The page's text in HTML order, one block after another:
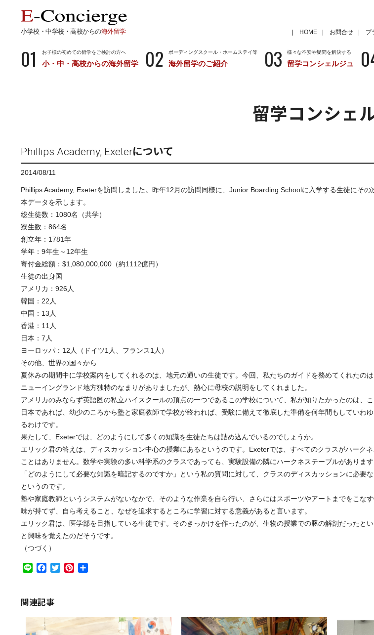
小学校・中学校・高校からの海外留学 HOME お問合せ プ
01 お子様の初めての留学をご検討の方へ
小・中・高校からの海外留学 02 ボーディングスクール・ホームステイ等
海外留学のご紹介
高校生からのボーディングスクール
留学情報
03 様々な不安や疑問を解決する
留学コンシェルジュ
留学コンシェ
Phillips Academy, Exeterについて
2014/08/11
Phillips Academy, Exeterを訪問しました。昨年12月の訪問同様に、Junior Boarding Schoolに入学する生徒にそ
本データを示します。
総生徒数：1080名（共学）
寮生数：864名
創立年：1781年
学年：9年生～12年生
寄付金総額：$1,080,000,000（約1112億円）
生徒の出身国
アメリカ：926人
韓国：22人
中国：13人
香港：11人
日本：7人
ヨーロッパ：12人（ドイツ1人、フランス1人）
その他、世界の国々から
夏休みの期間中に学校案内をしてくれるのは、地元の通いの生徒です。今回、私たちのガイドを務めてくれた
ニューイングランド地方独特のなまりがありましたが、熱心に母校の説明をしてくれました。
アメリカのみならず英語圏の私立ハイスクールの頂点の一つであるこの学校について、私が知りたかったのは、こ
日本であれば、幼少のころから塾と家庭教師で学校が終われば、受験に備えて徹底した準備を何年間もしてい
るわけです。
果たして、Exeterでは、どのようにして多くの知識を生徒たちは詰め込んでいるのでしょうか。
エリック君の答えは、ディスカッション中心の授業にあるというのです。Exeterでは、すべてのクラスがハーク
ことはありません。数学や実験の多い科学系のクラスであっても、実験設備の隣にハークネステーブルがあります
「どのようにして必要な知識を暗記するのですか」という私の質問に対して、クラスのディスカッションに必
というのです。
塾や家庭教師というシステムがないなかで、そのような作業を自ら行い、さらにはスポーツやアートまでをこ
味が持てず、自ら考えること、なぜを追求するところに学習に対する意義があると言います。
エリック君は、医学部を目指している生徒です。そのきっかけを作ったのが、生物の授業での豚の解剖だった
と興味を覚えたのだそうです。
（つづく）
Line Facebook
TwitterPinterest
関連記事